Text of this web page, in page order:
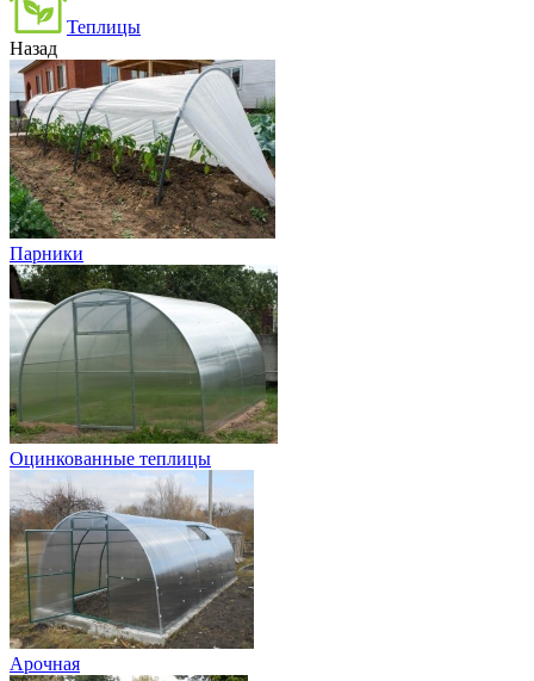
Теплицы
Назад
Парники
Оцинкованные теплицы
Арочная